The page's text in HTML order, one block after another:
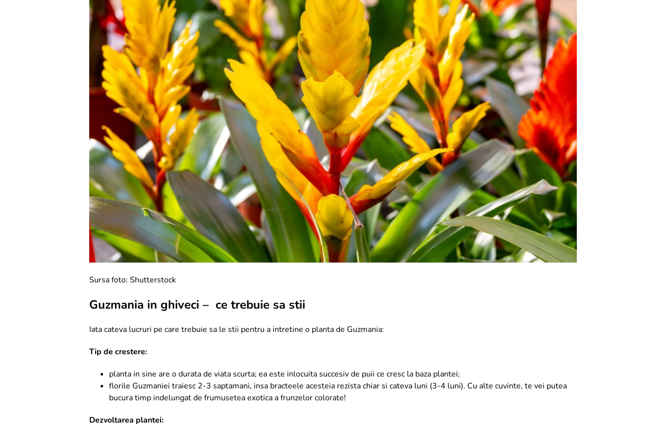
Sursa foto: Shutterstock
Guzmania in ghiveci – ce trebuie sa stii
Iata cateva lucruri pe care trebuie sa le stii pentru a intretine o planta de Guzmania:
Tip de crestere:
planta in sine are o durata de viata scurta; ea este inlocuita succesiv de puii ce cresc la baza plantei;
florile Guzmaniei traiesc 2-3 saptamani, insa bracteele acesteia rezista chiar si cateva luni (3-4 luni). Cu alte cuvinte, te vei putea
bucura timp indelungat de frumusetea exotica a frunzelor colorate!
Dezvoltarea plantei: